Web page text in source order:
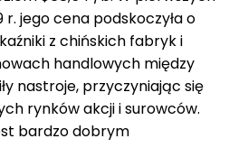
jego cena podskoczyła o
z chińskich fabryk i
handlowych między
nastroje, przyczyniając się
rynków akcji i surowców.
bardzo dobrym